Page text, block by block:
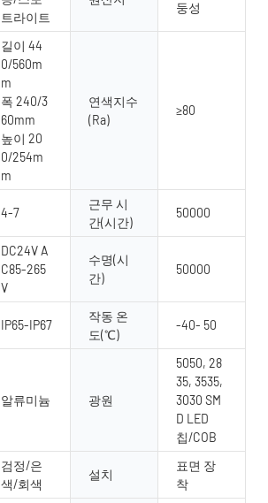
트라이트
둥성
길이 44
0/560m
m
폭 240/3
60mm
높이 20
0/254m
m
연색지수
(Ra)
≥80
4-7
근무 시
간(시간)
50000
DC24V A
C85-265
V
수명(시
간)
50000
IP65-IP67
작동 온
도(℃)
-40- 50
알류미늄 광원
5050, 28
35, 3535,
3030 SM
D LED
칩/COB
검정/은
색/회색
설치
표면 장
착